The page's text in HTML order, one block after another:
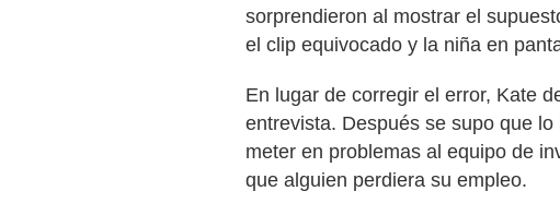
sorprendieron al mostrar el
el clip equivocado y la niña en
En lugar de corregir el error, Kate
entrevista. Después se supo que
meter en problemas al equipo de
que alguien perdiera su empleo.